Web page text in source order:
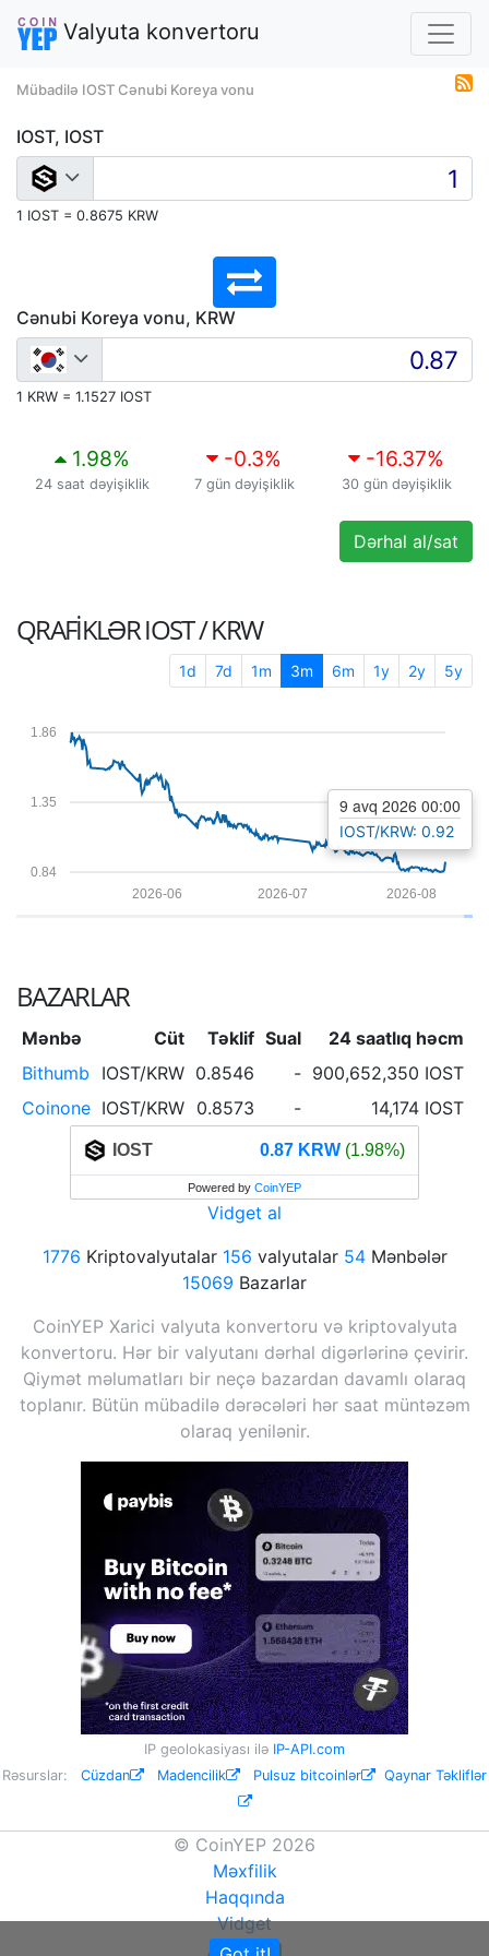
Valyuta konvertoru
Mübadilə IOST Cənubi Koreya vonu
IOST, IOST
1 IOST = 0.8675 KRW
Cənubi Koreya vonu, KRW
1 KRW = 1.1527 IOST
1.98%
24 saat dəyişiklik
-0.3%
7 gün dəyişiklik
-16.37%
30 gün dəyişiklik
Dərhal al/sat
QRAFIKLƏRIOST / KRW
1d 7d 1m 3m 6m 1y 2y 5y
0.84
1.35
1.86
2026-08
2026-07
2026-06
9 avq 2026 00:00
IOST/KRW: 0.92
BAZARLAR
Mənbə Cüt Təklif Sual 24 saatlıq həcm
Bithumb
IOST/KRW 0.8546 - 900,652,350 IOST
Coinone IOST/KRW 0.8573 - 14,174 IOST
IOST 0.87 KRW (1.98%)
Powered by CoinYEP
Vidget al
1776 Kriptovalyutalar 156 valyutalar 54Mənbələr
15069 Bazarlar
CoinYEP Xarici valyuta konvertoru və kriptovalyuta
konvertoru. Hər bir valyutanı dərhal digərlərinə çevirir.
Qiymət məlumatları bir neçə bazardan davamlı olaraq
toplanır. Bütün mübadilə dərəcələri hər saat müntəzəm
olaraq yenilənir.
IP geolokasiyası ilə IP-API.com
Rəsurslar: Cüzdan Madencilik Pulsuz bitcoinlər Qaynar Təkliflər
© CoinYEP 2026
Məxfilik
Haqqında
Vidget
API NEW